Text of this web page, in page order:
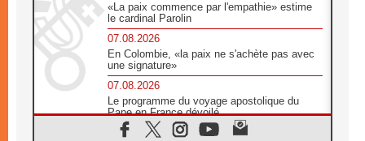
«La paix commence par l'empathie» estime
le cardinal Parolin
07.08.2026
En Colombie, «la paix ne s'achète pas avec
une signature»
07.08.2026
Le programme du voyage apostolique du
Pape en France dévoilé
07.08.2026